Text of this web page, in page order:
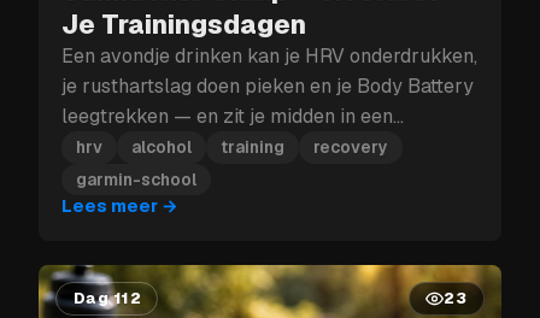
Je Trainingsdagen
Een avondje drinken kan je HRV onderdrukken,
je rusthartslag doen pieken en je Body Battery
leegtrekken — en zit je midden in een
trainingsblok, dan kan die herstelklap je meer
kosten dan enkel morgen.
hrv alcohol training
recovery
garmin-school
Lees meer →
Dag 112 23